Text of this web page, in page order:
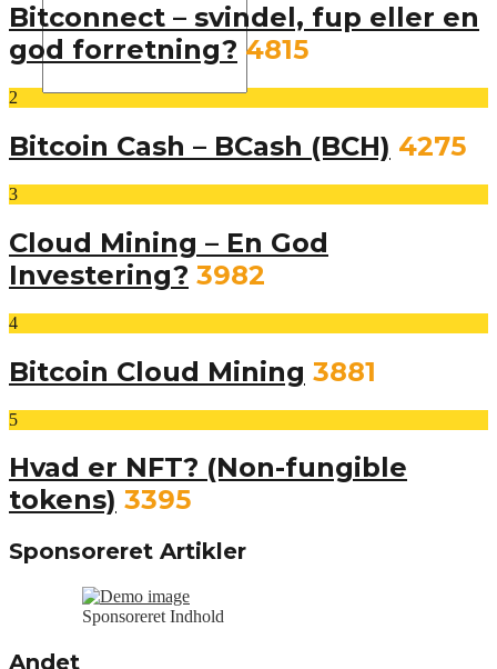
Bitconnect – svindel, fup eller en
god forretning? 4815
2
Bitcoin Cash – BCash (BCH) 4275
3
Cloud Mining – En God
Investering? 3982
4
Bitcoin Cloud Mining 3881
5
Hvad er NFT? (Non-fungible
tokens) 3395
Sponsoreret Artikler
Sponsoreret Indhold
Andet